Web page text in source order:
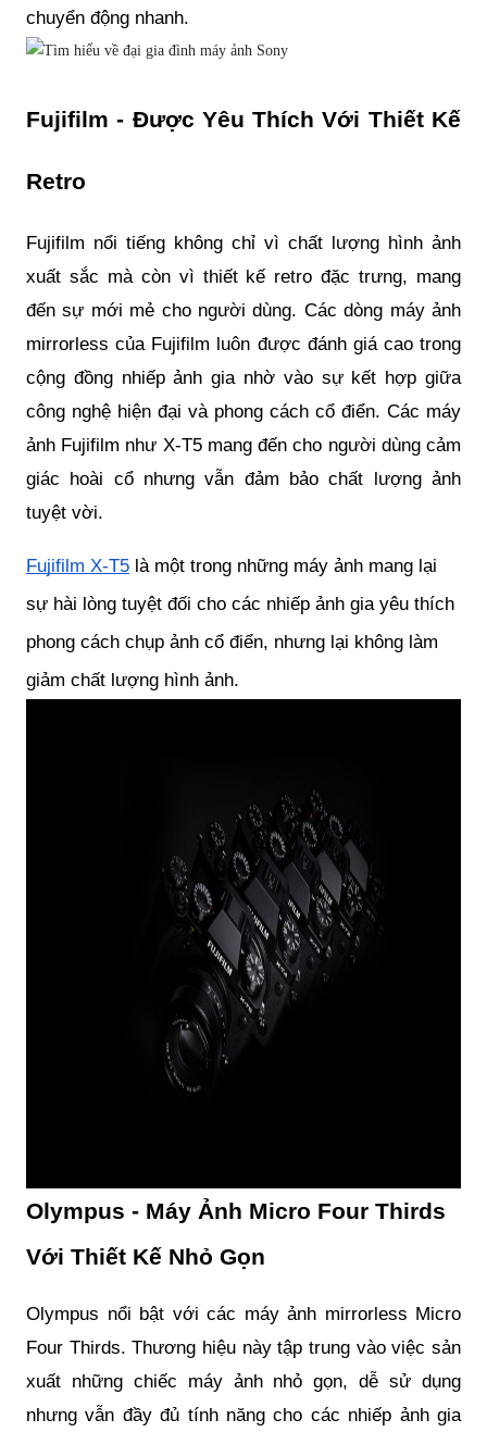
chuyển động nhanh.
Fujifilm - Được Yêu Thích Với Thiết Kế
Retro
Fujifilm nổi tiếng không chỉ vì chất lượng hình ảnh
xuất sắc mà còn vì thiết kế retro đặc trưng, mang
đến sự mới mẻ cho người dùng. Các dòng máy ảnh
mirrorless của Fujifilm luôn được đánh giá cao trong
cộng đồng nhiếp ảnh gia nhờ vào sự kết hợp giữa
công nghệ hiện đại và phong cách cổ điển. Các máy
ảnh Fujifilm như X-T5 mang đến cho người dùng cảm
giác hoài cổ nhưng vẫn đảm bảo chất lượng ảnh
tuyệt vời.
Fujifilm X-T5 là một trong những máy ảnh mang lại
sự hài lòng tuyệt đối cho các nhiếp ảnh gia yêu thích
phong cách chụp ảnh cổ điển, nhưng lại không làm
giảm chất lượng hình ảnh.
Olympus - Máy Ảnh Micro Four Thirds
Với Thiết Kế Nhỏ Gọn
Olympus nổi bật với các máy ảnh mirrorless Micro
Four Thirds. Thương hiệu này tập trung vào việc sản
xuất những chiếc máy ảnh nhỏ gọn, dễ sử dụng
nhưng vẫn đầy đủ tính năng cho các nhiếp ảnh gia